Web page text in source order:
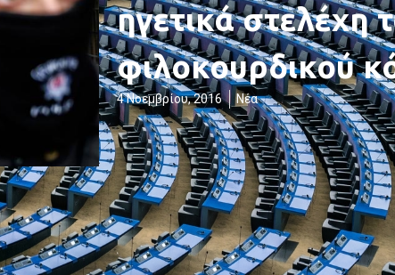
ηγετικά στελέχη
φιλοκουρδικού
4 Νοεμβρίου, 2016 Νέα